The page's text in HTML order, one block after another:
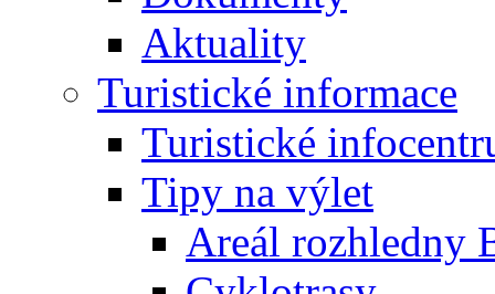
Aktuality
Turistické informace
Turistické
Tipy na výlet
Areál rozhledny